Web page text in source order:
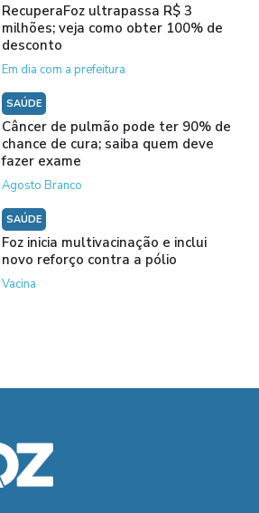
RecuperaFoz ultrapassa R$ 3
milhões; veja como obter 100% de
desconto
Em dia com a prefeitura
SAÚDE
Câncer de pulmão pode ter 90% de
chance de cura; saiba quem deve
fazer exame
Agosto Branco
SAÚDE
Foz inicia multivacinação e inclui
novo reforço contra a pólio
Vacina